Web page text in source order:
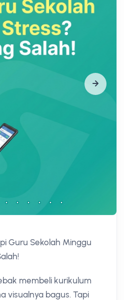
Guru Sekolah Minggu
membeli kurikulum
visualnya bagus. Tapi